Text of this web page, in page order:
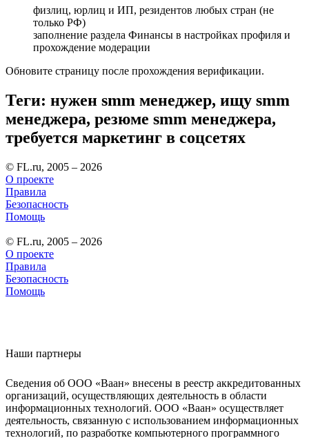
физлиц, юрлиц и ИП, резидентов любых стран (не
только РФ)
заполнение раздела Финансы в настройках профиля и
прохождение модерации
Обновите страницу после прохождения верификации.
Теги: нужен smm менеджер, ищу smm
менеджера, резюме smm менеджера,
требуется маркетинг в соцсетях
© FL.ru, 2005 – 2026
О проекте
Правила
Безопасность
Помощь
© FL.ru, 2005 – 2026
О проекте
Правила
Безопасность
Помощь
Наши партнеры
Сведения об ООО «Ваан» внесены в реестр аккредитованных
организаций, осуществляющих деятельность в области
информационных технологий. ООО «Ваан» осуществляет
деятельность, связанную с использованием информационных
технологий, по разработке компьютерного программного